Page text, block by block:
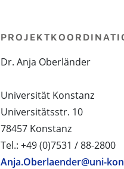
Dr. Anja Oberländer
Universität Konstanz
Universitätsstr. 10
78457 Konstanz
Tel.: +49 (0)7531 / 88-2800
Anja.Oberlaender@uni-